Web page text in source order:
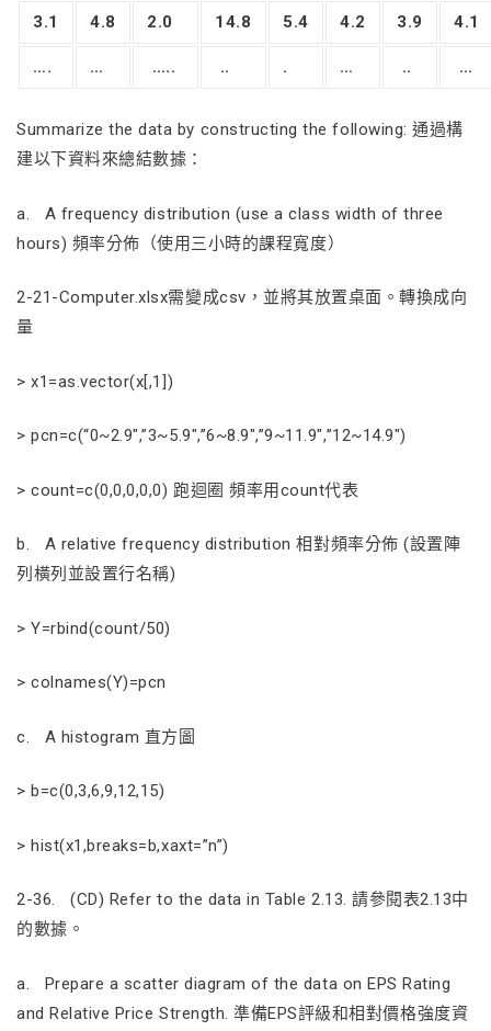
3.1 4.8 2.0 14.8 5.4 4.2 3.9 4.1
…. … ….. .. . … .. …
Summarize the data by constructing the following: 通過構
建以下資料來總結數據：
a. A frequency distribution (use a class width of three
hours) 頻率分佈（使用三小時的課程寬度）
2-21-Computer.xlsx需變成csv，並將其放置桌面。轉換成向
量
> x1=as.vector(x[,1])
> pcn=c(“0~2.9″,”3~5.9″,”6~8.9″,”9~11.9″,”12~14.9″)
> count=c(0,0,0,0,0) 跑迴圈 頻率用count代表
b. A relative frequency distribution 相對頻率分佈 (設置陣
列橫列並設置行名稱)
> Y=rbind(count/50)
> colnames(Y)=pcn
c. A histogram 直方圖
> b=c(0,3,6,9,12,15)
> hist(x1,breaks=b,xaxt=”n”)
2-36. (CD) Refer to the data in Table 2.13. 請參閱表2.13中
的數據。
a. Prepare a scatter diagram of the data on EPS Rating
and Relative Price Strength. 準備EPS評級和相對價格強度資